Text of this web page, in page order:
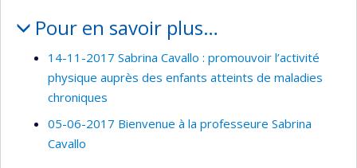
Pour en savoir plus…
14-11-2017 Sabrina Cavallo : promouvoir l’activité
physique auprès des enfants atteints de maladies
chroniques
05-06-2017 Bienvenue à la professeure Sabrina
Cavallo